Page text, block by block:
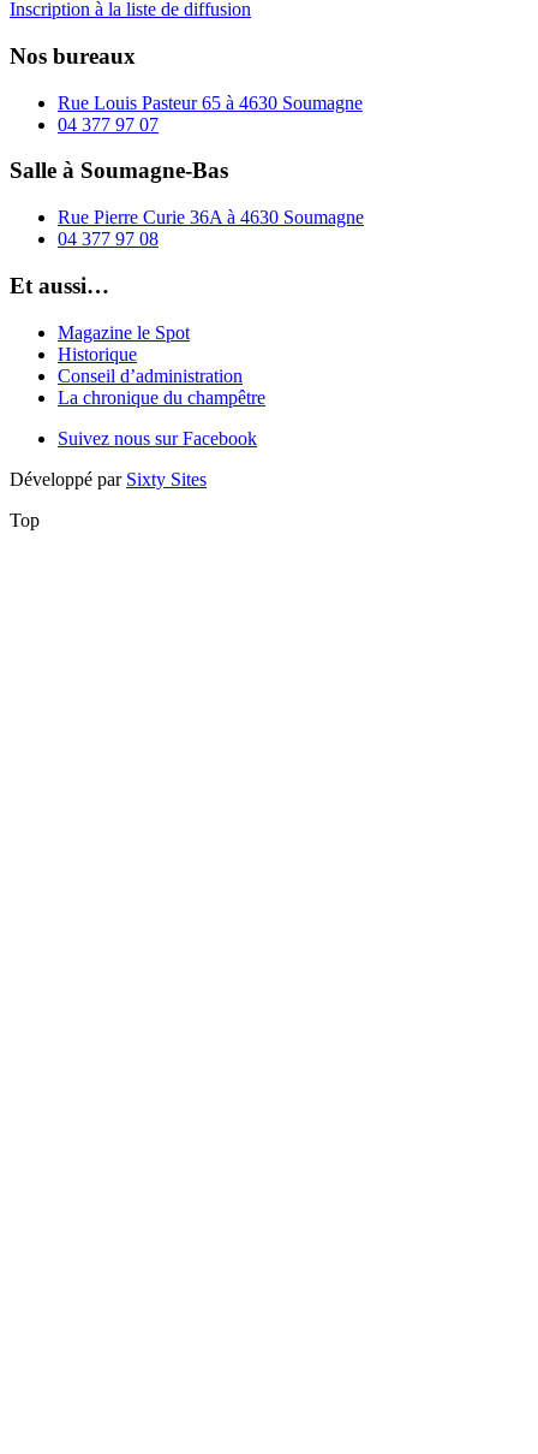
Inscription à la liste de diffusion
Nos bureaux
Rue Louis Pasteur 65 à 4630 Soumagne
04 377 97 07
Salle à Soumagne-Bas
Rue Pierre Curie 36A à 4630 Soumagne
04 377 97 08
Et aussi…
Magazine le Spot
Historique
Conseil d’administration
La chronique du champêtre
Suivez nous sur Facebook
Développé par Sixty Sites
Top